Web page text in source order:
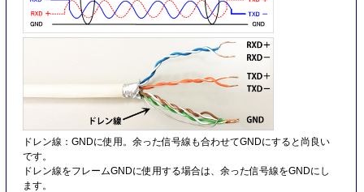
ドレン線：GNDに使用。余った信号線も合わせてGNDにすると尚良い
です。
ドレン線をフレームGNDに使用する場合は、余った信号線をGNDにし
ます。